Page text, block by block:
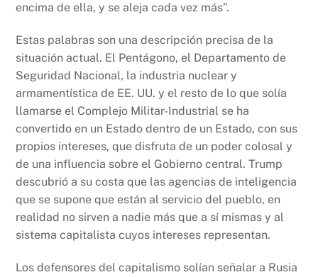
encima de ella, y se aleja cada vez más”.
Estas palabras son una descripción precisa de la
situación actual. El Pentágono, el Departamento de
Seguridad Nacional, la industria nuclear y
armamentística de EE. UU. y el resto de lo que solía
llamarse el Complejo Militar-Industrial se ha
convertido en un Estado dentro de un Estado, con sus
propios intereses, que disfruta de un poder colosal y
de una influencia sobre el Gobierno central. Trump
descubrió a su costa que las agencias de inteligencia
que se supone que están al servicio del pueblo, en
realidad no sirven a nadie más que a sí mismas y al
sistema capitalista cuyos intereses representan.
Los defensores del capitalismo solían señalar a Rusia